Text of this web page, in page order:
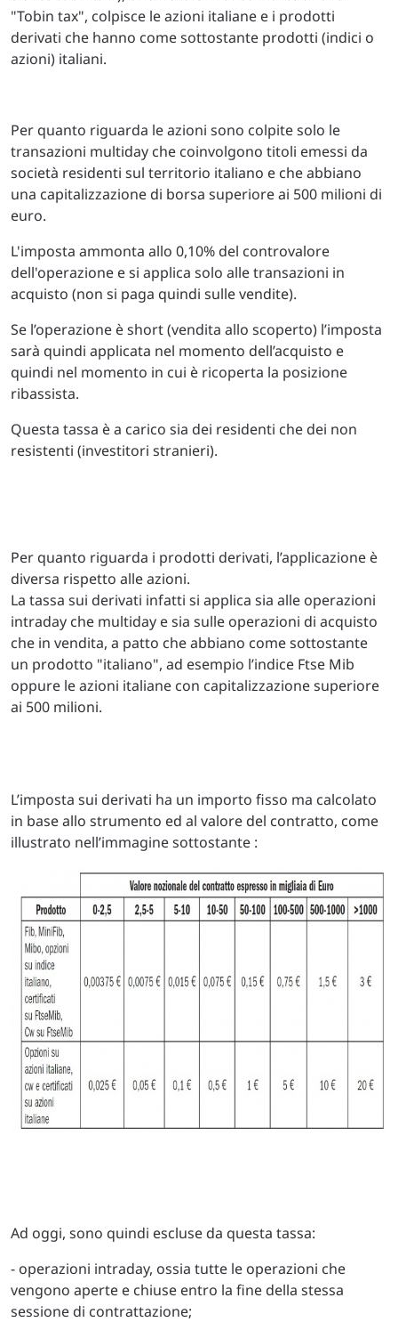
"Tobin tax", colpisce le azioni italiane e i prodotti
derivati che hanno come sottostante prodotti (indici o
azioni) italiani.
Per quanto riguarda le azioni sono colpite solo le
transazioni multiday che coinvolgono titoli emessi da
società residenti sul territorio italiano e che abbiano
una capitalizzazione di borsa superiore ai 500 milioni di
euro.
L'imposta ammonta allo 0,10% del controvalore
dell'operazione e si applica solo alle transazioni in
acquisto (non si paga quindi sulle vendite).
Se l’operazione è short (vendita allo scoperto) l’imposta
sarà quindi applicata nel momento dell’acquisto e
quindi nel momento in cui è ricoperta la posizione
ribassista.
Questa tassa è a carico sia dei residenti che dei non
resistenti (investitori stranieri).
Per quanto riguarda i prodotti derivati, l’applicazione è
diversa rispetto alle azioni.
La tassa sui derivati infatti si applica sia alle operazioni
intraday che multiday e sia sulle operazioni di acquisto
che in vendita, a patto che abbiano come sottostante
un prodotto "italiano", ad esempio l’indice Ftse Mib
oppure le azioni italiane con capitalizzazione superiore
ai 500 milioni.
L’imposta sui derivati ha un importo fisso ma calcolato
in base allo strumento ed al valore del contratto, come
illustrato nell’immagine sottostante :
Ad oggi, sono quindi escluse da questa tassa:
- operazioni intraday, ossia tutte le operazioni che
vengono aperte e chiuse entro la fine della stessa
sessione di contrattazione;